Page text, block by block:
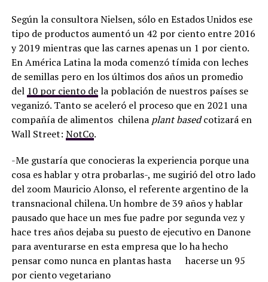
Según la consultora Nielsen, sólo en Estados Unidos ese
tipo de productos aumentó un 42 por ciento entre 2016
y 2019 mientras que las carnes apenas un 1 por ciento.
En América Latina la moda comenzó tímida con leches
de semillas pero en los últimos dos años un promedio
del 10 por ciento dela población de nuestros países se
veganizó. Tanto se aceleró el proceso que en 2021 una
compañía de alimentos chilena plant basedcotizará en
Wall Street: NotCo.
-Me gustaría que conocieras la experiencia porque una
cosa es hablar y otra probarlas-, me sugirió del otro lado
del zoom Mauricio Alonso, el referente argentino de la
transnacional chilena. Un hombre de 39 años y hablar
pausado que hace un mes fue padre por segunda vez y
hace tres años dejaba su puesto de ejecutivo en Danone
para aventurarse en esta empresa que lo ha hecho
pensar como nunca en plantas hasta hacerse un 95
por ciento vegetariano